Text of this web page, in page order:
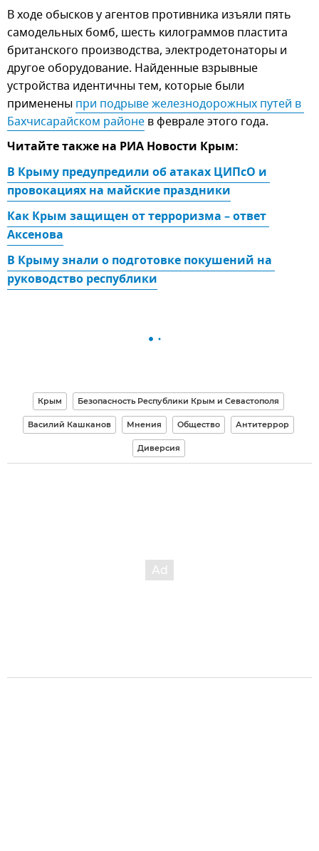
В ходе обысков у агентов противника изъяли пять
самодельных бомб, шесть килограммов пластита
британского производства, электродетонаторы и
другое оборудование. Найденные взрывные
устройства идентичны тем, которые были
применены при подрыве железнодорожных путей в
Бахчисарайском районе в феврале этого года.
Читайте также на РИА Новости Крым:
В Крыму предупредили об атаках ЦИПсО и
провокациях на майские праздники
Как Крым защищен от терроризма – ответ
Аксенова
В Крыму знали о подготовке покушений на
руководство республики
Крым Безопасность Республики Крым и Севастополя
Василий Кашканов Мнения Общество Антитеррор
Диверсия